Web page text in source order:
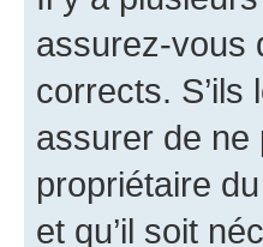
assurez-vous
corrects.
assurer de ne
propriétaire
et qu’il soit